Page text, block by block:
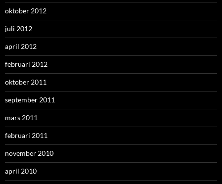
oktober 2012
juli 2012
april 2012
februari 2012
oktober 2011
september 2011
mars 2011
februari 2011
november 2010
april 2010